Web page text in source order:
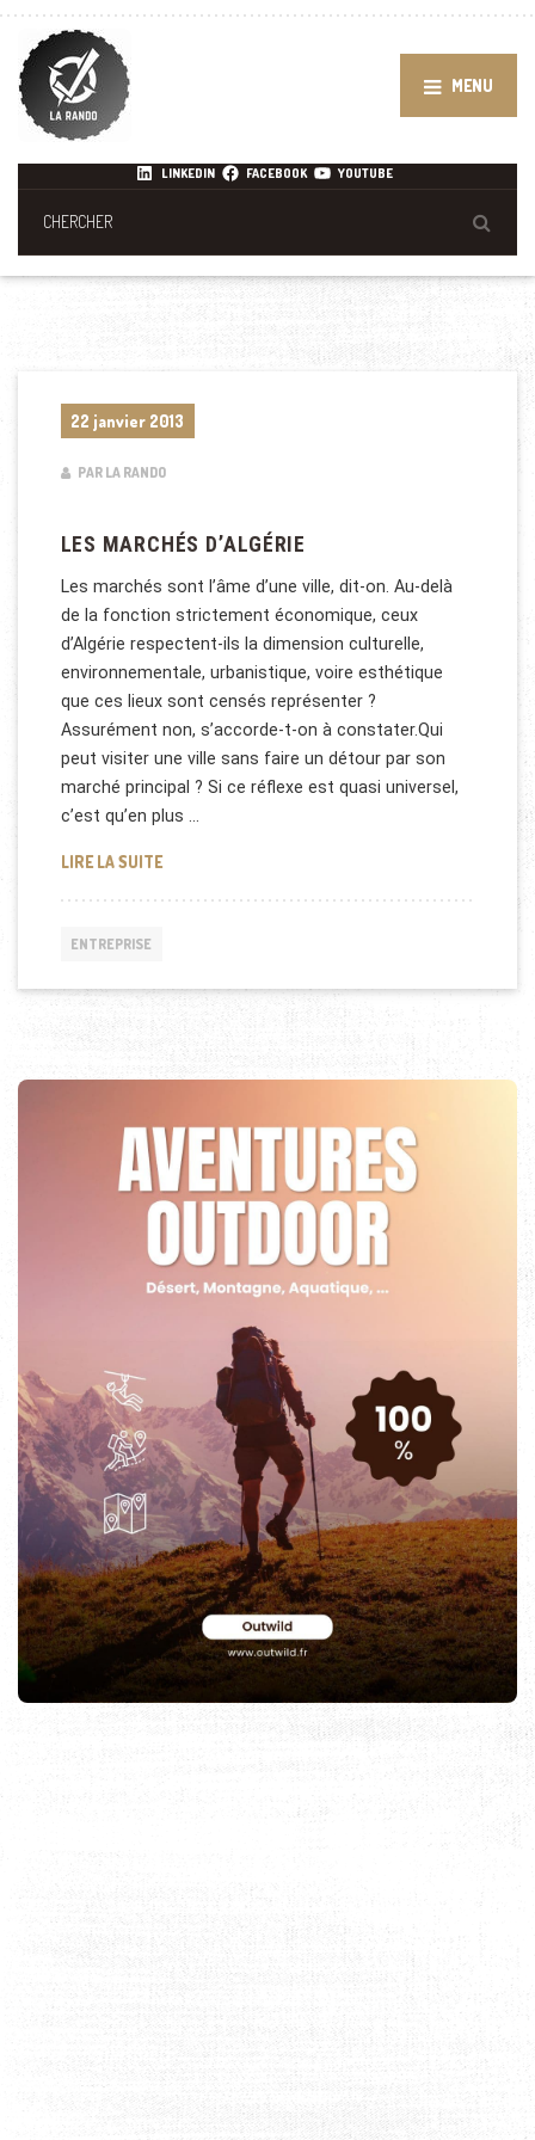
MENU
LINKEDIN FACEBOOK YOUTUBE
22 janvier 2013
PAR LA RANDO
LES MARCHÉS D’ALGÉRIE
Les marchés sont l’âme d’une ville, dit-on. Au-delà
de la fonction strictement économique, ceux
d’Algérie respectent-ils la dimension culturelle,
environnementale, urbanistique, voire esthétique
que ces lieux sont censés représenter ?
Assurément non, s’accorde-t-on à constater.Qui
peut visiter une ville sans faire un détour par son
marché principal ? Si ce réflexe est quasi universel,
c’est qu’en plus …
LIRE LA SUITELES MARCHÉS D’ALGÉRIE
ENTREPRISE